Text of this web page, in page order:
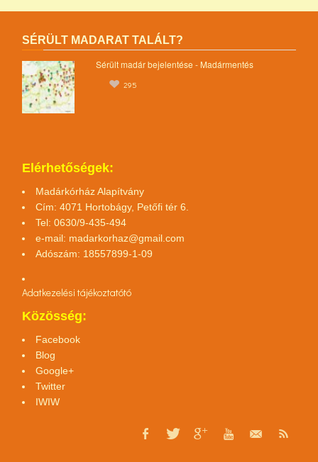
SÉRÜLT MADARAT TALÁLT?
Sérült madár bejelentése - Madármentés
295
Elérhetőségek:
Madárkórház Alapítvány
Cím: 4071 Hortobágy, Petőfi tér 6.
Tel: 0630/9-435-494
e-mail: madarkorhaz@gmail.com
Adószám: 18557899-1-09
Adatkezelési tájékoztatótó
Közösség:
Facebook
Blog
Google+
Twitter
IWIW